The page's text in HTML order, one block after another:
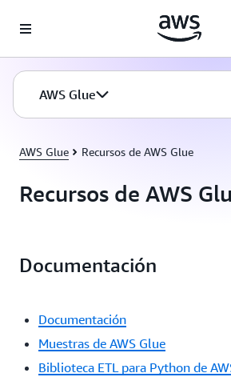
AWS Glue
AWS Glue Recursos de AWS Glue
Recursos de AWS
Documentación
Documentación
Muestras de AWS Glue
Biblioteca ETL para Python de